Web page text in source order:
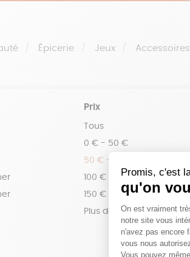
Épicerie Jeux Accessoires
Prix
Tous
0 € - 50 €
50 € - 100 €
100 € - 150 €
150 € - 200 €
Plus de 200€